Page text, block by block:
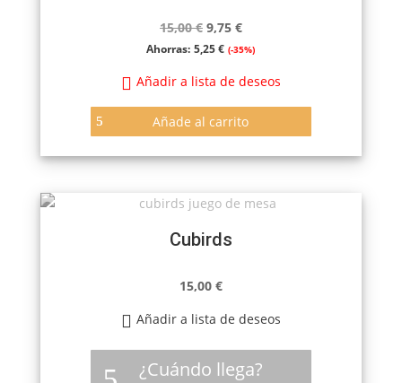
15,00€ El
precio
era:
15,00 €.
9,75 €El
precio
es:
9,75 €.
Ahorras: 5,25€ (-35%)
Añadir a lista de deseos
Añade al carrito
Cubirds
15,00 €
Añadir a lista de deseos
¿Cuándo llega?